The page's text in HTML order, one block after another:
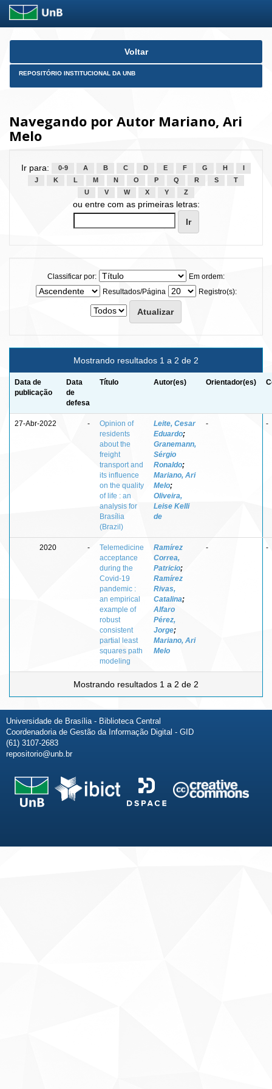
Skip
Voltar
REPOSITÓRIO INSTITUCIONAL DA UNB
Navegando por Autor Mariano, Ari
Melo
Ir para: 0-9 A B C D E F G H
J
K L M N O P Q R S
T
U
V W X Y Z
ou entre com as primeiras letras:
Classificar por:
Em ordem:
Resultados/Página
Registro(s):
Mostrando resultados 1 a 2 de 2
Data de
publicação
Data
de
defesa
Título Autor(es) Orientador(es)
27-Abr-2022 -
Opinion of
residents
about the
freight
transport and
its influence
on the quality
of life : an
analysis for
Brasília
(Brazil)
Leite, Cesar
Eduardo;
Granemann,
Sérgio
Ronaldo;
Mariano, Ari
Melo;
Oliveira,
Leise Kelli
de
- -
2020 -
Telemedicine
acceptance
during the
Covid-19
pandemic :
an empirical
example of
robust
consistent
partial least
squares path
modeling
Ramírez
Correa,
Patricio;
Ramírez
Rivas,
Catalina;
Alfaro
Pérez,
Jorge;
Mariano, Ari
Melo
- -
Mostrando resultados 1 a 2 de 2
Universidade de Brasília - Biblioteca Central
Coordenadoria de Gestão da Informação Digital - GID
(61) 3107-2683
repositorio@unb.br